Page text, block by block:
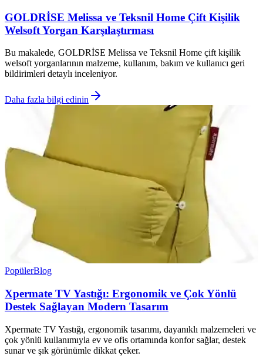
GOLDRİSE Melissa ve Teksnil Home Çift Kişilik
Welsoft Yorgan Karşılaştırması
Bu makalede, GOLDRİSE Melissa ve Teksnil Home çift kişilik
welsoft yorganlarının malzeme, kullanım, bakım ve kullanıcı geri
bildirimleri detaylı inceleniyor.
Daha fazla bilgi edinin
PopülerBlog
Xpermate TV Yastığı: Ergonomik ve Çok Yönlü
Destek Sağlayan Modern Tasarım
Xpermate TV Yastığı, ergonomik tasarımı, dayanıklı malzemeleri ve
çok yönlü kullanımıyla ev ve ofis ortamında konfor sağlar, destek
sunar ve şık görünümle dikkat çeker.